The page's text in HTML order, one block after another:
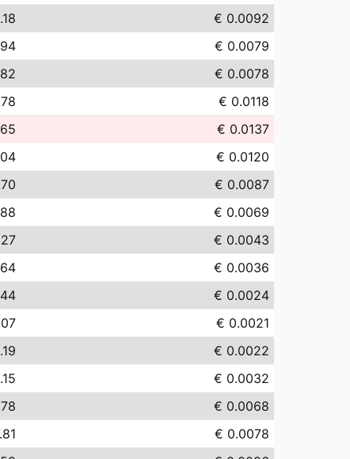
€ 0.0092
€ 0.0079
€ 0.0078
€ 0.0118
€ 0.0137
€ 0.0120
€ 0.0087
€ 0.0069
€ 0.0043
€ 0.0036
€ 0.0024
€ 0.0021
€ 0.0022
€ 0.0032
€ 0.0068
€ 0.0078